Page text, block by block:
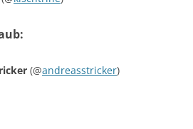
(@andreasstricker)